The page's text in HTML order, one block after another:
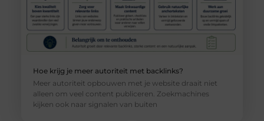
Hoe krijg je meer autoriteit met backlinks?
Meer autoriteit opbouwen met je website draait niet
alleen om veel content publiceren. Zoekmachines
kijken ook naar signalen van buiten